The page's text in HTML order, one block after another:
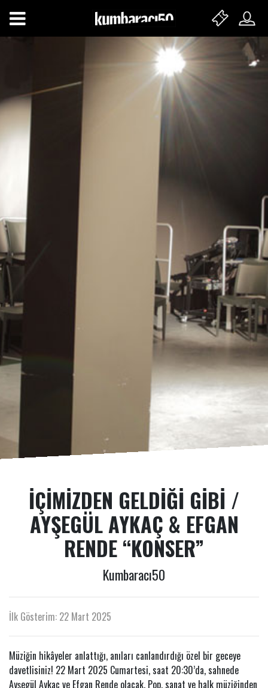
İÇIMIZDEN GELDIĞI GIBI /
AYŞEGÜL AYKAÇ & EFGAN
RENDE “KONSER”
Kumbaracı50
İlk Gösterim: 22 Mart 2025
Müziğin hikâyeler anlattığı, anıları canlandırdığı özel bir geceye
davetlisiniz! 22 Mart 2025 Cumartesi, saat 20:30’da, sahnede
Ayşegül Aykaç ve Efgan Rende olacak. Pop, sanat ve halk müziğinden